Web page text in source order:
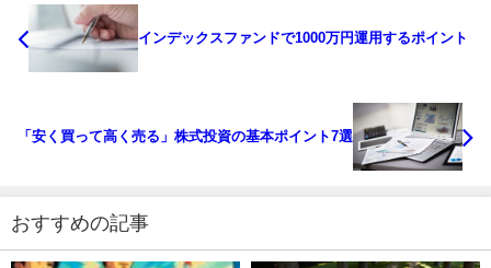
インデックスファンドで1000万円運用するポイント
「安く買って高く売る」株式投資の基本ポイント7選
おすすめの記事